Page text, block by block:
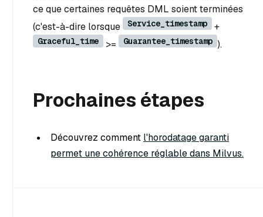
ce que certaines requêtes DML soient terminées
(c'est-à-dire lorsque
Service_timestamp +
Graceful_time >= Guarantee_timestamp ).
Prochaines étapes
Découvrez comment l'horodatage garanti
permet une cohérence réglable dans Milvus.